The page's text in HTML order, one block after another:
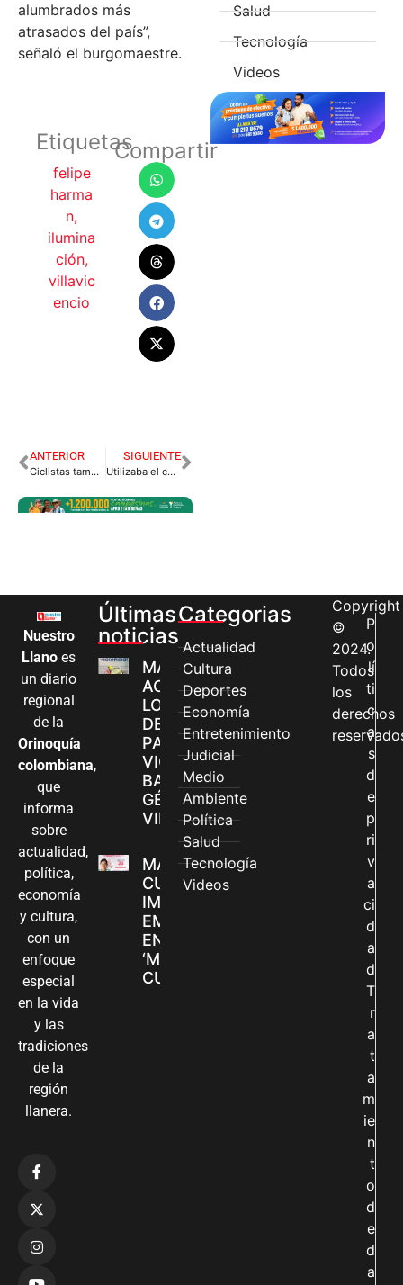
alumbrados más
atrasados del país”,
señaló el burgomaestre.
Etiquetas
felipe
harma
n,
ilumina
ción,
villavic
encio
Compartir
ANTERIOR
Ciclistas también deben cumplir normas de tránsito
SIGUIENTE
Utilizaba el coche de su bebé para traficar estupefacientes.
Salud
Tecnología
Videos
Nuestro
Llano es
un diario
regional
de la
Orinoquía
colombiana,
que
informa
sobre
actualidad,
política,
economía
y cultura,
con un
enfoque
especial
en la vida
y las
tradiciones
de la
región
llanera.
Últimas
noticias
MÁS MUJERES
ACCEDEN A
LOS CANALES
DE ATENCIÓN
PARA
VIOLENCIAS
BASADAS EN
GÉNERO EN
VILLAVICENCIO
MADRES
CUIDADORAS
IMPULSAN SUS
EMPRENDIMIENTOS
EN LA FERIA
‘MANOS QUE
CUIDAN Y CREAN’
Categorias
Actualidad
Cultura
Deportes
Economía
Entretenimiento
Judicial
Medio
Ambiente
Política
Salud
Tecnología
Videos
Copyright
©
2024.
Todos
los
derechos
P
o
lí
ti
c
a
s
d
e
p
ri
v
a
ci
d
a
d
T
r
a
t
a
m
ie
n
t
o
d
e
d
a